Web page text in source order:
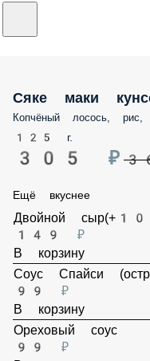
Сяке маки
Копчёный лосось, рис,
125 г.
305 ₽ 369 ₽
Ещё вкуснее
Двойной сыр(+100гр)
149 ₽
В корзину
Соус Спайси (острый)
99 ₽
В корзину